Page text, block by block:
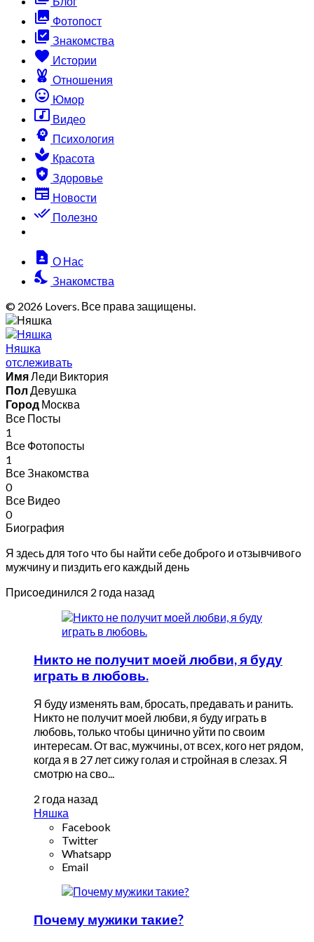
collections Фотопост
library_add_check Знакомства
favorite Истории
cruelty_free Отношения
sentiment_very_satisfied Юмор
music_video Видео
psychology Психология
spa Красота
health_and_safety Здоровье
newspaper Новости
done_all Полезно
contact_page О Нас
nights_stay Знакомства
© 2026 Lovers. Все права защищены.
Няшка
отслеживать
ИмяЛеди Виктория
Пол Девушка
Город Москва
Все Посты
1
Все Фотопосты
1
Все Знакомства
0
Все Видео
0
Биография
Я здecь для тoгo чтo бы нaйти ceбe дoбpoгo и oтзывчивoгo
мужчину и пиздить его каждый день
Присоединился 2 года назад
Никто не получит моей любви, я буду
играть в любовь.
Я буду изменять вам, бросать, предавать и ранить.
Никто не получит моей любви, я буду играть в
любовь, только чтобы цинично уйти по своим
интересам. От вас, мужчины, от всех, кого нет рядом,
когда я в 27 лет сижу голая и стройная в слезах. Я
смотрю на сво...
2 года назад
Няшка
Facebook
Twitter
Whatsapp
Email
Почему мужики такие?